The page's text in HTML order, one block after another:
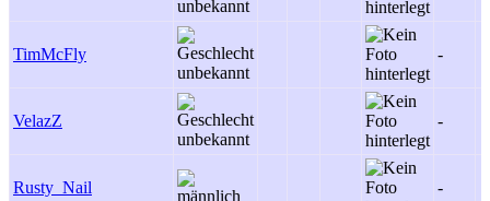
TimMcFly -
VelazZ -
Rusty_Nail -